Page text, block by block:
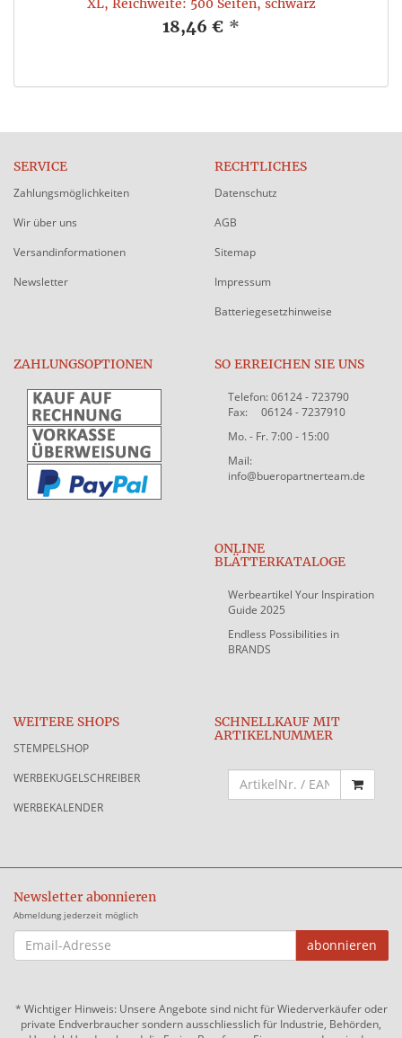
XL, Reichweite: 500 Seiten, schwarz
18,46 € *
SERVICE
Zahlungsmöglichkeiten
Wir über uns
Versandinformationen
Newsletter
RECHTLICHES
Datenschutz
AGB
Sitemap
Impressum
Batteriegesetzhinweise
ZAHLUNGSOPTIONEN SO ERREICHEN SIE UNS
Telefon: 06124 - 723790
Fax: 06124 - 7237910
Mo. - Fr. 7:00 - 15:00
Mail:
info@bueropartnerteam.de
ONLINE
BLÄTTERKATALOGE
Werbeartikel Your Inspiration
Guide 2025
Endless Possibilities in
BRANDS
WEITERE SHOPS
STEMPELSHOP
WERBEKUGELSCHREIBER
WERBEKALENDER
SCHNELLKAUF MIT
ARTIKELNUMMER
Newsletter abonnieren
Abmeldung jederzeit möglich
EMAIL-
ADRESSE
abonnieren
* Wichtiger Hinweis: Unsere Angebote sind nicht für Wiederverkäufer oder
private Endverbraucher sondern ausschliesslich für Industrie, Behörden,